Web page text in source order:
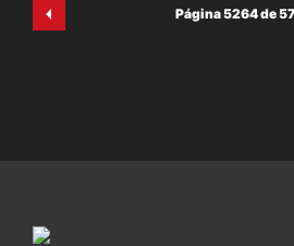
Página 5264 de